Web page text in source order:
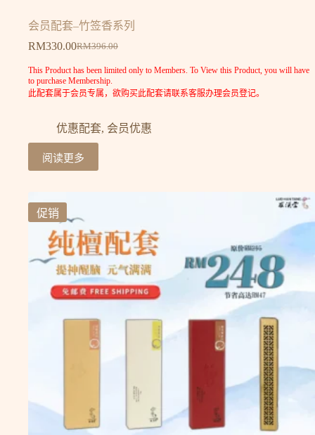
会员配套–竹签香系列
RM396.00
RM330.00
This Product has been limited only to Members. To View this Product, you will have
to purchase Membership.
此配套属于会员专属，欲购买此配套请联系客服办理会员登记。
优惠配套, 会员优惠
阅读更多
促销